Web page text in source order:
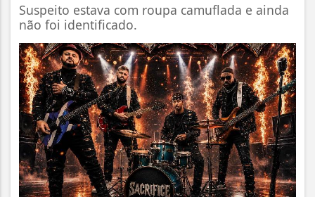
Suspeito estava com roupa camuflada e ainda
não foi identificado.